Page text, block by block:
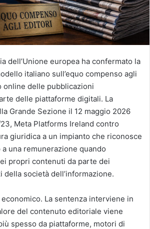
dell’Unione europea ha confermato la
italiano sull’equo compenso agli
online delle pubblicazioni
delle piattaforme digitali. La
Grande Sezione il 12 maggio 2026
Meta Platforms Ireland contro
giuridica a un impianto che riconosce
una remunerazione quando
propri contenuti da parte dei
società dell’informazione.
La sentenza interviene in
del contenuto editoriale viene
spesso da piattaforme, motori di